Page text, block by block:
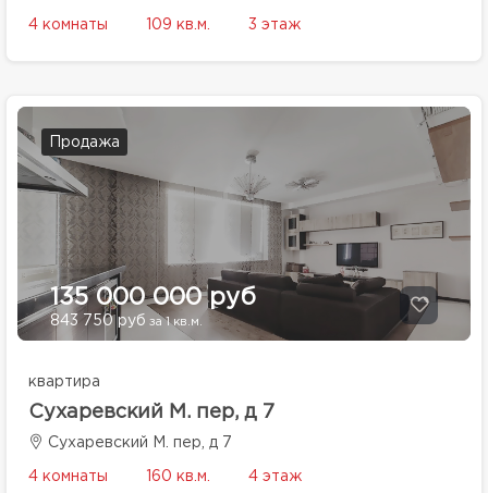
4 комнаты 109 кв.м. 3 этаж
Продажа
135 000 000 руб
843 750 руб за 1 кв.м.
квартира
Сухаревский М. пер, д 7
Сухаревский М. пер, д 7
4 комнаты 160 кв.м. 4 этаж